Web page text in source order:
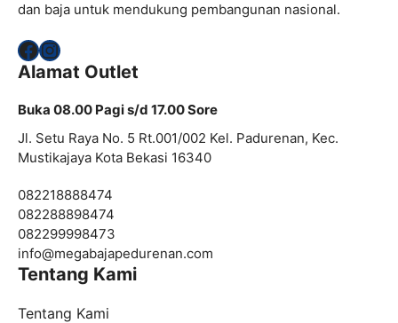
dan baja untuk mendukung pembangunan nasional.
Facebook
Instagram
Alamat Outlet
Buka 08.00 Pagi s/d 17.00 Sore
Jl. Setu Raya No. 5 Rt.001/002 Kel. Padurenan, Kec.
Mustikajaya Kota Bekasi 16340
082218888474
082288898474
082299998473
info@megabajapedurenan.com
Tentang Kami
Tentang Kami